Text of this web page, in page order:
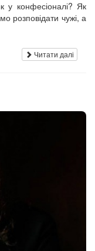
у конфесіоналі? Як
розповідати чужі, а
Читати далі